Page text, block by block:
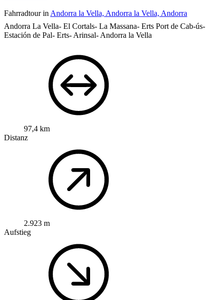
Fahrradtour in Andorra la Vella, Andorra la Vella, Andorra
Andorra La Vella- El Cortals- La Massana- Erts Port de Cab-ús-
Estación de Pal- Erts- Arinsal- Andorra la Vella
97,4 km
Distanz
2.923 m
Aufstieg